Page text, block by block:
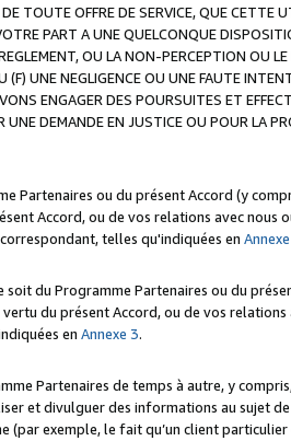
TOUTE OFFRE DE SERVICE, QUE CETTE
PART A UNE QUELCONQUE
OU LA NON-PERCEPTION OU
(F) UNE NEGLIGENCE OU UNE FAUTE
ENGAGER DES POURSUITES ET
UNE DEMANDE EN JUSTICE OU POUR LA
Partenaires ou du présent Accord (y
Accord, ou de vos relations avec nous
telles qu'indiquées en
du Programme Partenaires ou du
du présent Accord, ou de vos
en Annexe 3.
Partenaires de temps à autre, y
et divulguer des informations au sujet
(par exemple, le fait qu’un client